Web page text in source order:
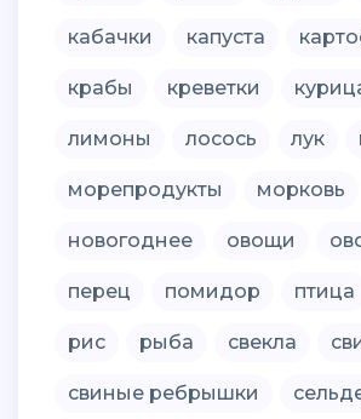
кабачки капуста
крабы креветки
лимоны лосось лук
морепродукты морковь
новогоднее овощи
перец помидор птица
рис рыба свекла
свиные ребрышки